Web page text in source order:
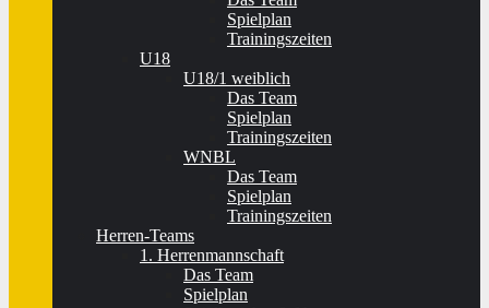
Spielplan
Trainingszeiten
U18
U18/1 weiblich
Das Team
Spielplan
Trainingszeiten
WNBL
Das Team
Spielplan
Trainingszeiten
Herren-Teams
1. Herrenmannschaft
Das Team
Spielplan